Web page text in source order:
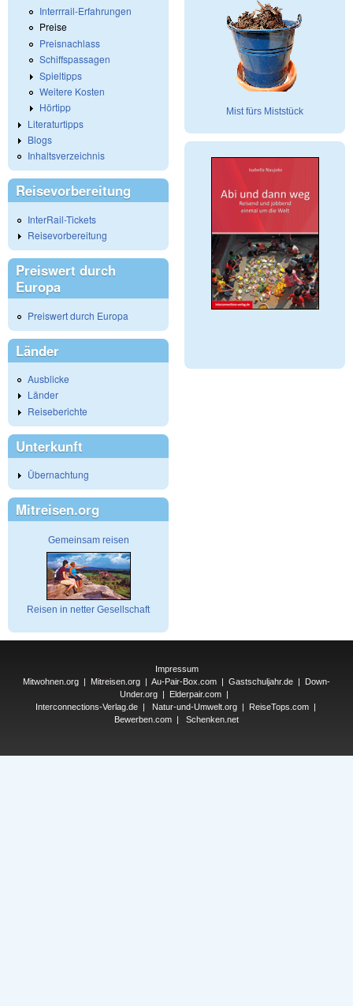
Interrrail-Erfahrungen
Preise
Preisnachlass
Schiffspassagen
Spieltipps
Weitere Kosten
Hörtipp
Literaturtipps
Blogs
Inhaltsverzeichnis
Reisevorbereitung
InterRail-Tickets
Reisevorbereitung
Preiswert durch
Europa
Preiswert durch Europa
Länder
Ausblicke
Länder
Reiseberichte
Unterkunft
Übernachtung
Mitreisen.org
Gemeinsam reisen
Reisen in netter Gesellschaft
Mist fürs Miststück
Impressum
Mitwohnen.org
Mitreisen.org Au-Pair-Box.com Gastschuljahr.de
Down-
Under.org
Elderpair.com
Interconnections-Verlag.de| Natur-und-Umwelt.org| ReiseTops.com|
Bewerben.com
Schenken.net